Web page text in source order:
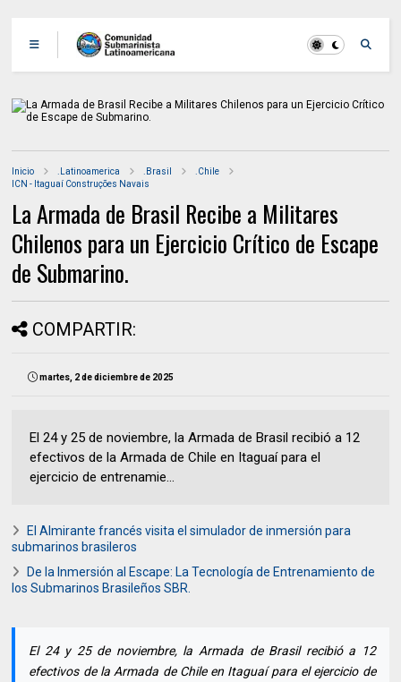
Inicio .Latinoamerica .Brasil
.Chile
ICN - Itaguaí Construções Navais
La Armada de Brasil Recibe a Militares
Chilenos para un Ejercicio Crítico de Escape
de Submarino.
COMPARTIR:
martes, 2 de diciembre de 2025
El 24 y 25 de noviembre, la Armada de Brasil recibió a 12
efectivos de la Armada de Chile en Itaguaí para el
ejercicio de entrenamie...
El Almirante francés visita el simulador de inmersión para
submarinos brasileros
De la Inmersión al Escape: La Tecnología de Entrenamiento de
los Submarinos Brasileños SBR.
El 24 y 25 de noviembre, la Armada de Brasil recibió a 12
efectivos de la Armada de Chile en Itaguaí para el ejercicio de